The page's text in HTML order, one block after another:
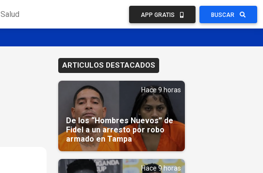
Salud APP GRATIS BUSCAR
ARTICULOS DESTACADOS
Hace 9 horas
De los “Hombres Nuevos” de
Fidel a un arresto por robo
armado en Tampa
Hace 9 horas